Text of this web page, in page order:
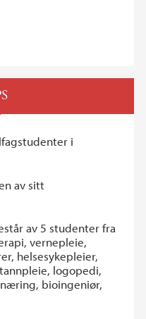
i
av sitt
av 5 studenter fra
vernepleie,
helsesykepleier,
logopedi,
bioingeniør,